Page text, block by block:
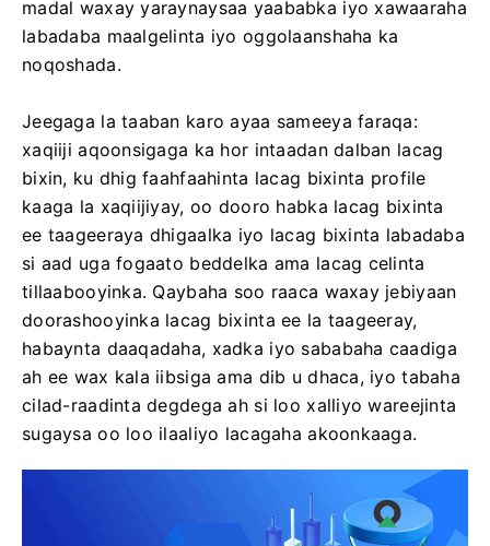
madal waxay yaraynaysaa yaababka iyo xawaaraha
labadaba maalgelinta iyo oggolaanshaha ka
noqoshada.
Jeegaga la taaban karo ayaa sameeya faraqa:
xaqiiji aqoonsigaga ka hor intaadan dalban lacag
bixin, ku dhig faahfaahinta lacag bixinta profile
kaaga la xaqiijiyay, oo dooro habka lacag bixinta
ee taageeraya dhigaalka iyo lacag bixinta labadaba
si aad uga fogaato beddelka ama lacag celinta
tillaabooyinka. Qaybaha soo raaca waxay jebiyaan
doorashooyinka lacag bixinta ee la taageeray,
habaynta daaqadaha, xadka iyo sababaha caadiga
ah ee wax kala iibsiga ama dib u dhaca, iyo tabaha
cilad-raadinta degdega ah si loo xalliyo wareejinta
sugaysa oo loo ilaaliyo lacagaha akoonkaaga.